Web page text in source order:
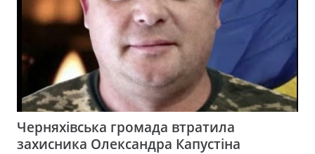
Черняхівська громада втратила
захисника Олександра Капустіна